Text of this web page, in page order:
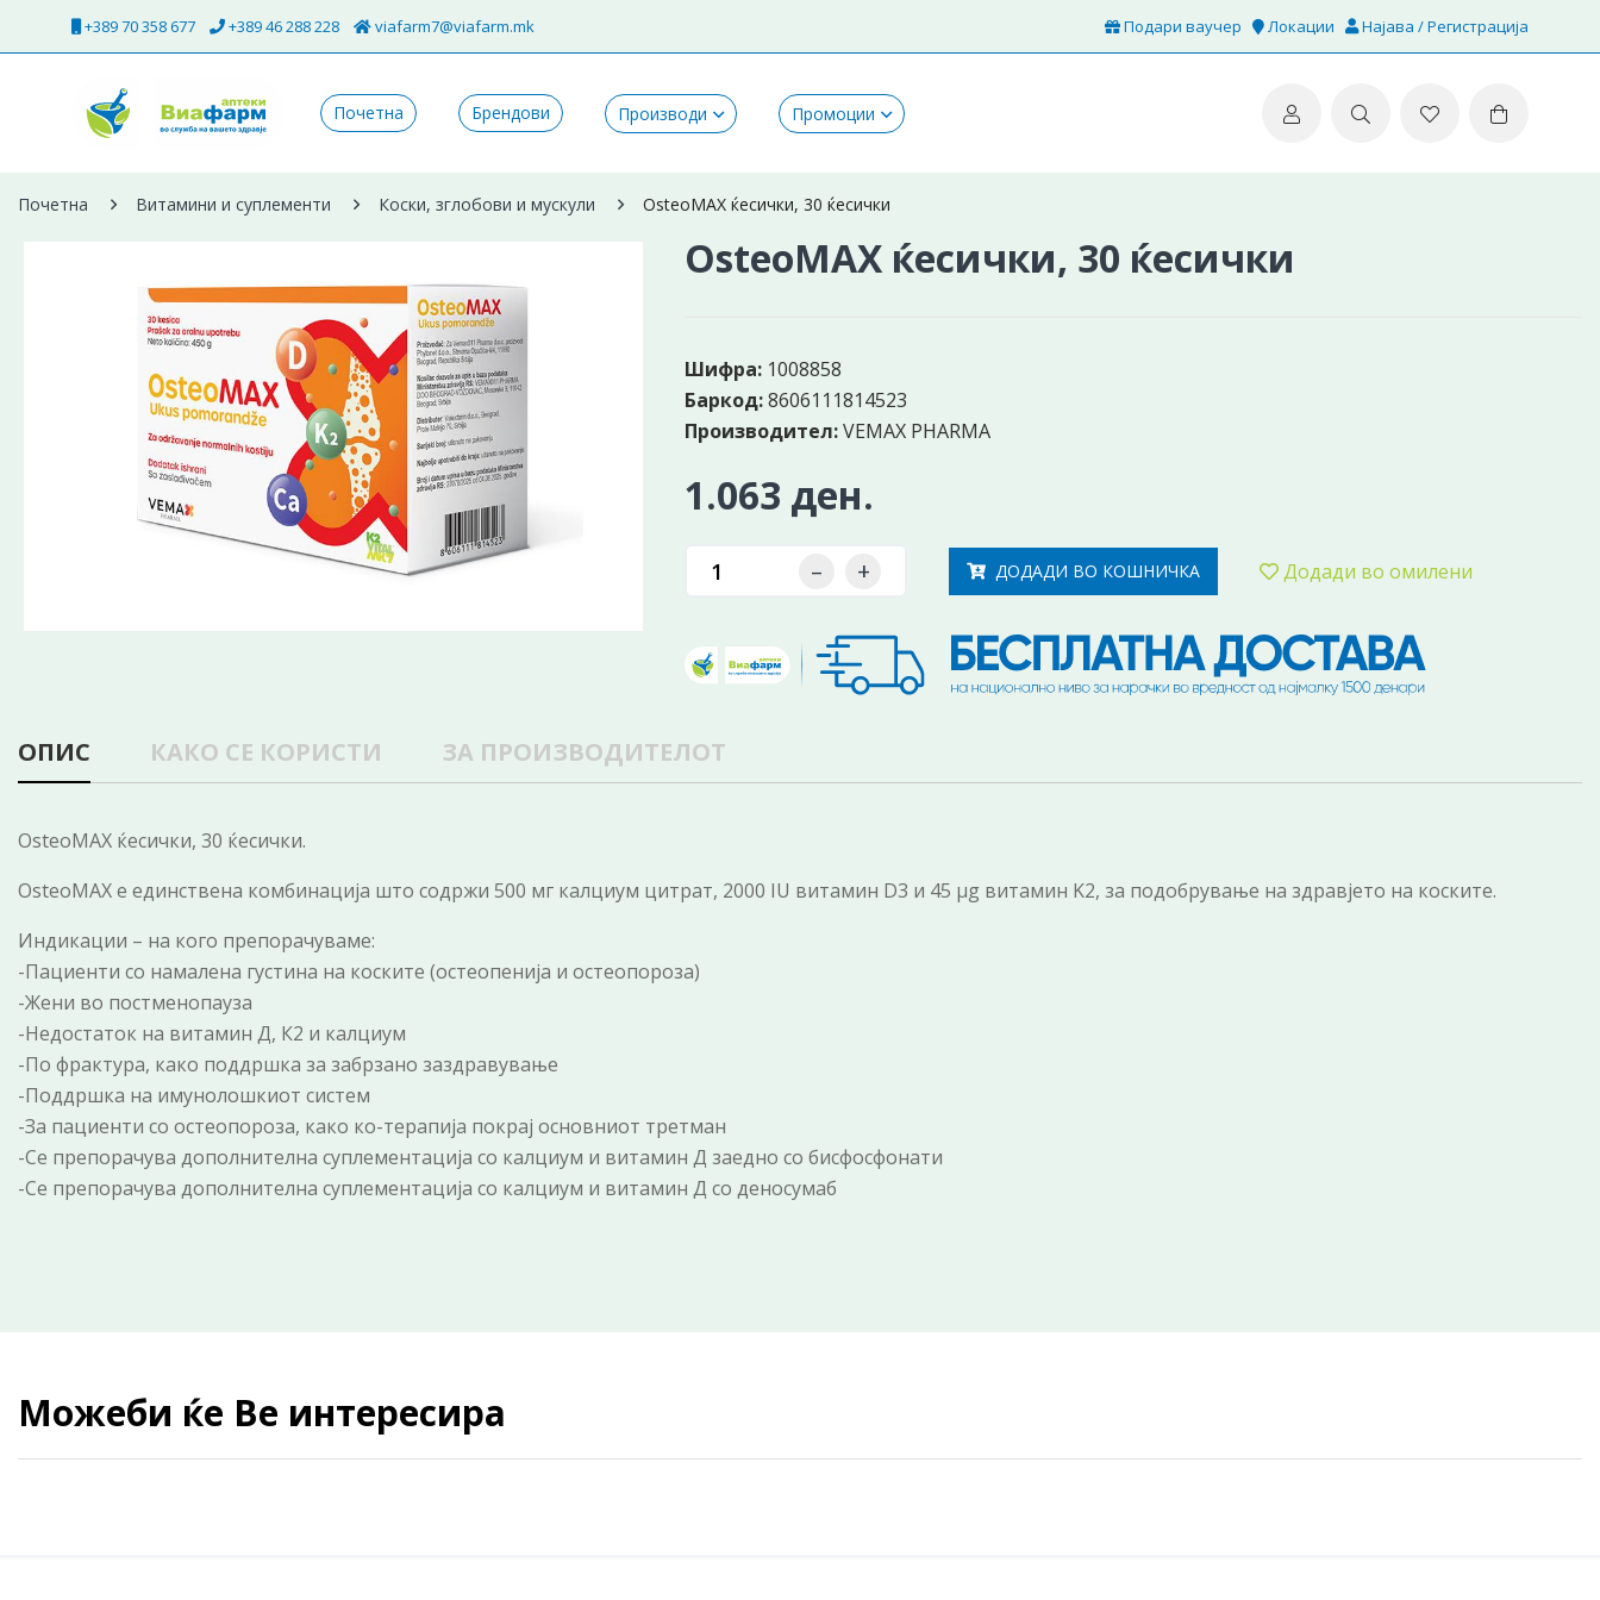
+389 70 358 677 +389 46 288 228 viafarm7@viafarm.mk Подари ваучер Локации Најава / Регистрација
Почетна Брендови Производи Промоции
Почетна Витамини и суплементи Коски, зглобови и мускули OsteoMAX ќесички, 30 ќесички
OsteoMAX ќесички, 30 ќесички
Шифра: 1008858
Баркод:8606111814523
Производител:VEMAX PHARMA
1.063 ден.
– + ДОДАДИ ВО КОШНИЧКА Додади во омилени
ОПИС КАКО СЕ КОРИСТИ ЗА ПРОИЗВОДИТЕЛОТ
OsteoMAX ќесички, 30 ќесички.
OsteoMAX е единствена комбинација што содржи 500 мг калциум цитрат, 2000 IU витамин D3 и 45 µg витамин K2, за подобрување на здравјето на коските.
Индикации – на кого препорачуваме:
-Пациенти со намалена густина на коските (остеопенија и остеопороза)
-Жени во постменопауза
-Недостаток на витамин Д, К2 и калциум
-По фрактура, како поддршка за забрзано заздравување
-Поддршка на имунолошкиот систем
-За пациенти со остеопороза, како ко-терапија покрај основниот третман
-Се препорачува дополнителна суплементација со калциум и витамин Д заедно со бисфосфонати
-Се препорачува дополнителна суплементација со калциум и витамин Д со деносумаб
Можеби ќе Ве интересира